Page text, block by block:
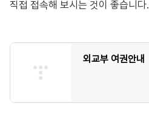
직접 접속해 보시는 것이 좋습니다.
외교부 여권안내